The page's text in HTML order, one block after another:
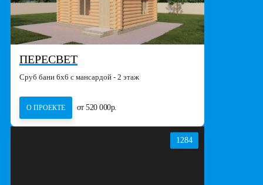
ПЕРЕСВЕТ
Сруб бани 6х6 с мансардой - 2 этаж
О ПРОЕКТЕ от 520 000р.
1284